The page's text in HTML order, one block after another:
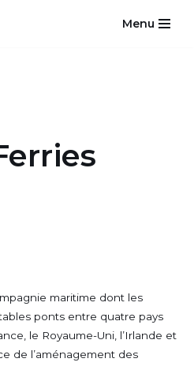
Menu
maritime dont les
ponts entre quatre pays
le Royaume-Uni, l’Irlande et
de l’aménagement des